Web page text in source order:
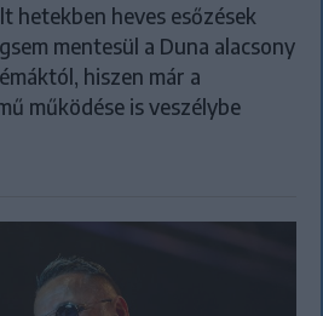
hetekben heves esőzések
mentesül a Duna alacsony
hiszen már a
működése is veszélybe